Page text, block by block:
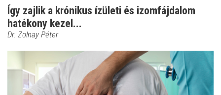
Így zajlik a krónikus ízületi és izomfájdalom
hatékony kezel...
Dr. Zolnay Péter